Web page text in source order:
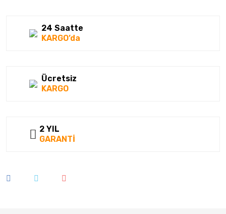
24 Saatte
KARGO’da
Ücretsiz
KARGO
2 YIL
GARANTİ